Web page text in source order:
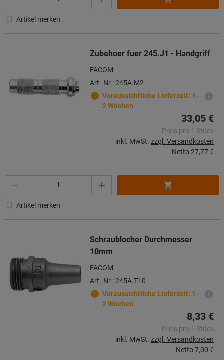
Artikel merken
Zubehoer fuer 245.J1 - Handgriff
FACOM
Art.-Nr.: 245A.M2
Voraussichtliche Lieferzeit: 1-
2 Wochen
33,05 €
Preis pro 1 Stück
inkl. MwSt. zzgl. Versandkosten
Netto27,77 €
Artikel merken
Schraublocher Durchmesser
10mm
FACOM
Art.-Nr.: 245A.T10
Voraussichtliche Lieferzeit: 1-
2 Wochen
8,33 €
Preis pro 1 Stück
inkl. MwSt. zzgl. Versandkosten
Netto7,00 €